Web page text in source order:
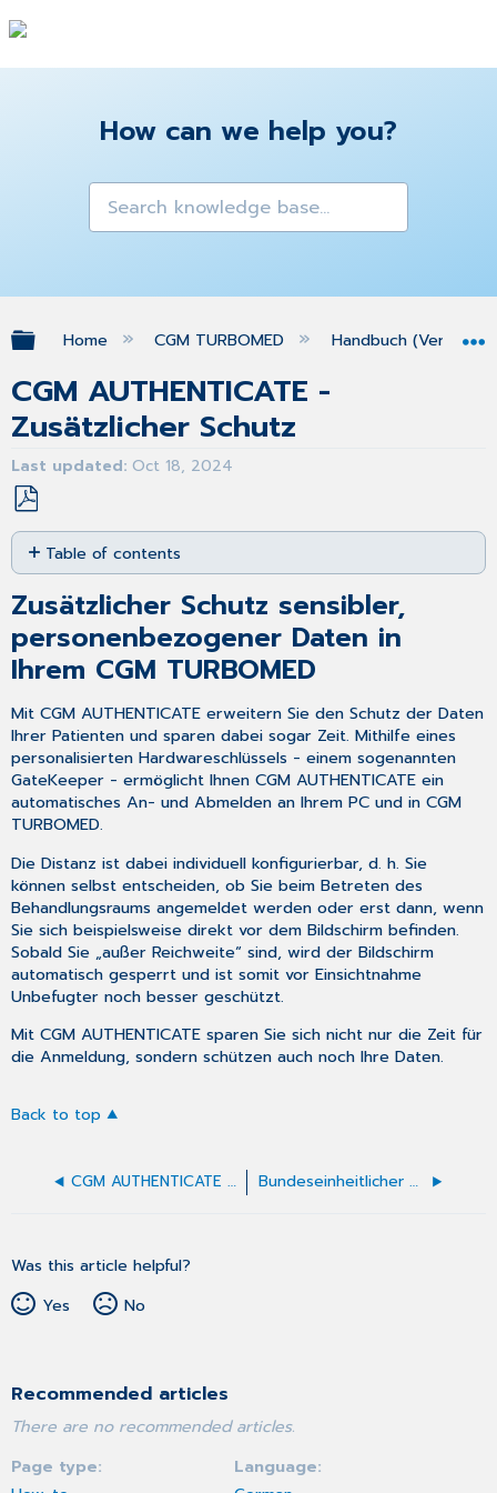
How can we help you?
Expand/collapse global hierarchy
Home CGM TURBOMED Handbuch (Version
CGM AUTHENTICATE -
Zusätzlicher Schutz
Last updated Oct 18, 2024
Save
as
PDF
Table of contents
Schutz
sensibler,
personenbezogener
Daten
Ihrem
CGM
TURBOMED
Zusätzlicher Schutz sensibler,
personenbezogener Daten in
Ihrem CGM TURBOMED
Mit CGM AUTHENTICATE erweitern Sie den Schutz der Daten
Ihrer Patienten und sparen dabei sogar Zeit. Mithilfe eines
personalisierten Hardwareschlüssels - einem sogenannten
GateKeeper - ermöglicht Ihnen CGM AUTHENTICATE ein
automatisches An- und Abmelden an Ihrem PC und in CGM
TURBOMED.
Die Distanz ist dabei individuell konfigurierbar, d. h. Sie
können selbst entscheiden, ob Sie beim Betreten des
Behandlungsraums angemeldet werden oder erst dann, wenn
Sie sich beispielsweise direkt vor dem Bildschirm befinden.
Sobald Sie „außer Reichweite“ sind, wird der Bildschirm
automatisch gesperrt und ist somit vor Einsichtnahme
Unbefugter noch besser geschützt.
Mit CGM AUTHENTICATE sparen Sie sich nicht nur die Zeit für
die Anmeldung, sondern schützen auch noch Ihre Daten.
Back to top
CGM AUTHENTICATE - Technische Voraussetzungen Bundeseinheitlicher Medikationsplan - CGM BMP
Was this article helpful?
Yes
No
Recommended articles
There are no recommended articles.
Page type
Language